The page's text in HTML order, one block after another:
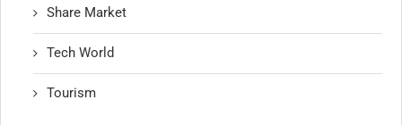
Share Market
Tech World
Tourism